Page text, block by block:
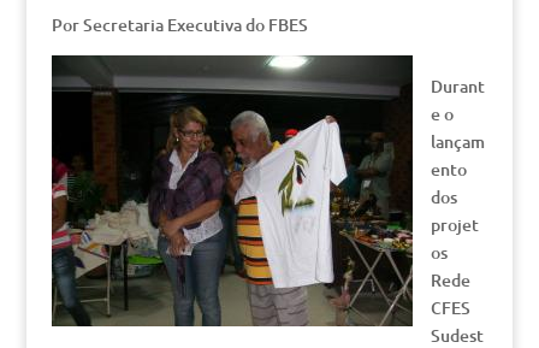
Por Secretaria Executiva do FBES
Durant
e o
lançam
ento
dos
projet
os
Rede
CFES
Sudest